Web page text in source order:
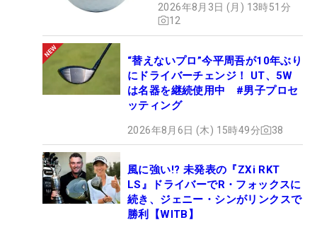
2026年8月3日 (月) 13時51分
12
“替えないプロ”今平周吾が10年ぶり
にドライバーチェンジ！ UT、5W
は名器を継続使用中 #男子プロセ
ッティング
2026年8月6日 (木) 15時49分 38
風に強い!? 未発表の『ZXi RKT
LS』ドライバーでR・フォックスに
続き、ジェニー・シンがリンクスで
勝利【WITB】